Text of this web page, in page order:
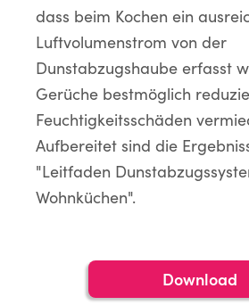
dass beim Kochen ein
Luftvolumenstrom von der
Dunstabzugshaube erfasst
Gerüche bestmöglich
Feuchtigkeitsschäden
Aufbereitet sind die
"Leitfaden
Wohnküchen".
Download